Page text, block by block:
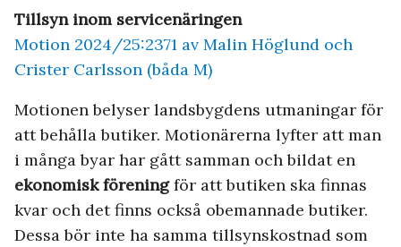
Tillsyn inom servicenäringen
Motion 2024/25:2371 av Malin Höglund och
Crister Carlsson (båda M)
Motionen belyser landsbygdens utmaningar för
att behålla butiker. Motionärerna lyfter att man
i många byar har gått samman och bildat en
ekonomisk föreningför att butiken ska finnas
kvar och det finns också obemannade butiker.
Dessa bör inte ha samma tillsynskostnad som